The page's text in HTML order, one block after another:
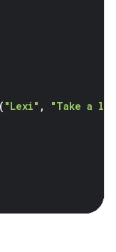
( "Lexi" ,
"Take a